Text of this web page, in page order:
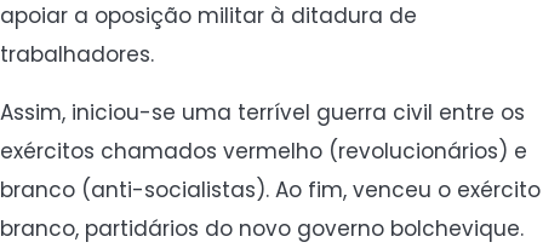
apoiar a oposição militar à ditadura de
trabalhadores.
Assim, iniciou-se uma terrível guerra civil entre os
exércitos chamados vermelho (revolucionários) e
branco (anti-socialistas). Ao fim, venceu o exército
branco, partidários do novo governo bolchevique.